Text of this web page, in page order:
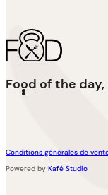
Food of the
Conditions générales de
Powered by Kafé Studio